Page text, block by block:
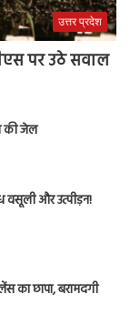
उत्तर प्रदेश
पर उठे सवाल
की जेल
और उत्पीड़न!
का छापा, बरामदगी